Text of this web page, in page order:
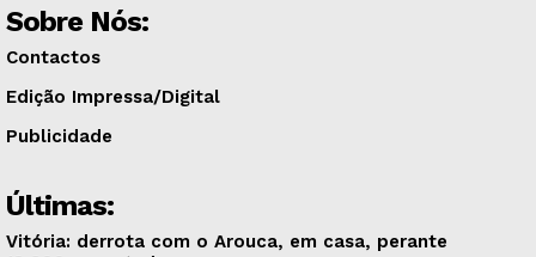
Sobre Nós:
Contactos
Edição Impressa/Digital
Publicidade
Últimas:
Vitória: derrota com o Arouca, em casa, perante